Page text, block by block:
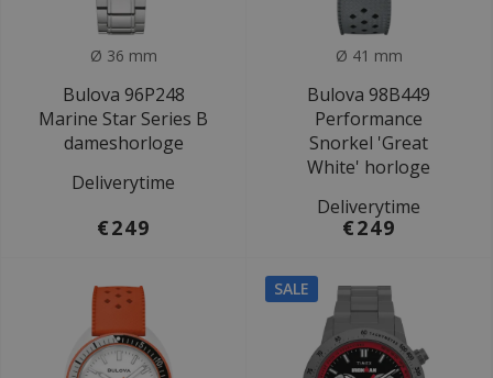
Ø 36 mm
Bulova 96P248
Marine Star Series B
dameshorloge
Deliverytime
€249
Ø 41 mm
Bulova 98B449
Performance
Snorkel 'Great
White' horloge
Deliverytime
€249
SALE